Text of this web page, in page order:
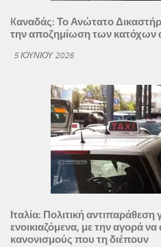
Kαναδάς: Το Ανώτατο
την αποζημίωση των κατόχων
5 ΙΟΥΝΊΟΥ 2026
Ιταλία: Πολιτική αντιπαράθεση
ενοικιαζόμενα, με την αγορά
κανονισμούς που τη διέπουν